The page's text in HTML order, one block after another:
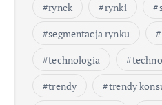
rynek
rynki
segmentacja rynku
technologia
trendy
trendy